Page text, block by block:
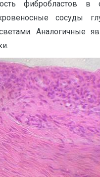
фибробластов в
сосуды
Аналогичные